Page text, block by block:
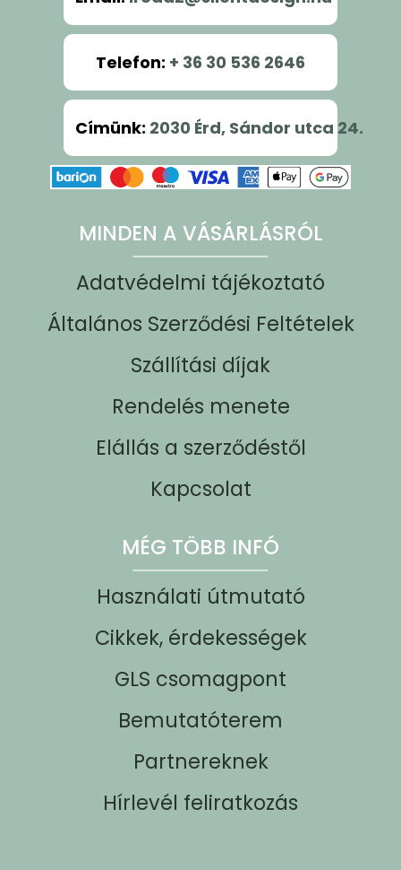
MINDEN A VÁSÁRLÁSRÓL
Adatvédelmi tájékoztató
Általános Szerződési Feltételek
Szállítási díjak
Rendelés menete
Elállás a szerződéstől
Kapcsolat
MÉG TÖBB INFÓ
Használati útmutató
Cikkek, érdekességek
GLS csomagpont
Bemutatóterem
Partnereknek
Hírlevél feliratkozás
Telefon: + 36 30 536 2646
Címünk: 2030 Érd, Sándor utca 24.